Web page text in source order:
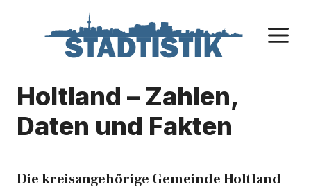
Holtland – Zahlen,
Daten und Fakten
Die kreisangehörige Gemeinde Holtland